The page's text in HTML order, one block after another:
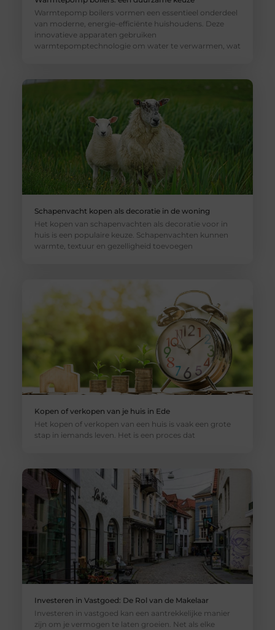
Warmtepomp boilers vormen een essentieel onderdeel
van moderne, energie-efficiënte huishoudens. Deze
innovatieve apparaten gebruiken
warmtepomptechnologie om water te verwarmen, wat
Schapenvacht kopen als decoratie in de woning
Het kopen van schapenvachten als decoratie voor in
huis is een populaire keuze. Schapenvachten kunnen
warmte, textuur en gezelligheid toevoegen
Kopen of verkopen van je huis in Ede
Het kopen of verkopen van een huis is vaak een grote
stap in iemands leven. Het is een proces dat
Investeren in Vastgoed: De Rol van de Makelaar
Investeren in vastgoed kan een aantrekkelijke manier
zijn om je vermogen te laten groeien. Net als elke